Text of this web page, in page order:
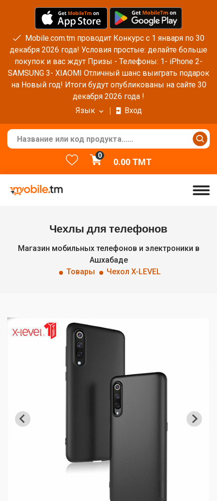
Mobile.com.tm проводит Конкурс с 1 января по 30
декабря 2026 года! Условия простые: делайте больше
покупок и вас ждут Призы - Телефоны: 1- iPhone 2-
SAMSUNG 3- XIAOMI Отличный шанс выиграть подарок
на Новый год! Итоги будут опубликованы на сайте 30
декабря 2026 года !
Язык
Вход
0
0.00TMT
Чехлы для телефонов
Магазин мобильных телефонов и электроники в
Ашхабаде
Товары
Чехол X-LEVEL